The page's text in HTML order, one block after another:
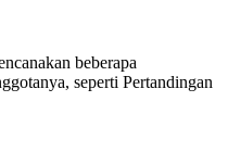
beberapa
seperti Pertandingan